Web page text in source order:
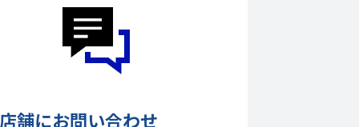
舗にお問い合わせ